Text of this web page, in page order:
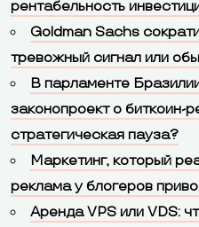
рентабельность
Goldman Sachs
тревожный сигнал или
В парламенте
законопроект о биткоин-
стратегическая пауза?
Маркетинг, который
реклама у блогеров
Аренда VPS или VDS: